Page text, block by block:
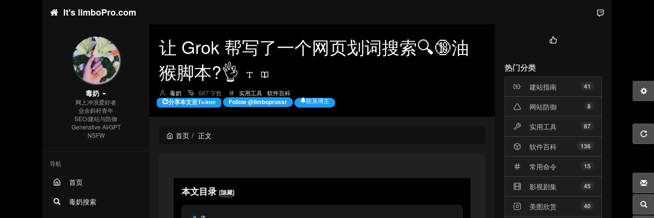
It's limboPro.com
毒奶
网上冲浪爱好者
业余斜杆青年
SEO/建站与防御
Generative AI/GPT
NSFW
导航
首页
毒奶搜索
让 Grok 帮写了一个网页划词搜索🔍🔞油
猴脚本?👌
博
主：
毒奶 667 字数
分
类：
实用工具 软件百科
分享本文至Twitter Follow @limboprossr 联系博主
首页 正文
本文目录 [隐藏]
章
热门分类
41
建站指南
8
网站防御
87
实用工具
136
软件百科
15
常用命令
45
影视剧集
40
美图欣赏